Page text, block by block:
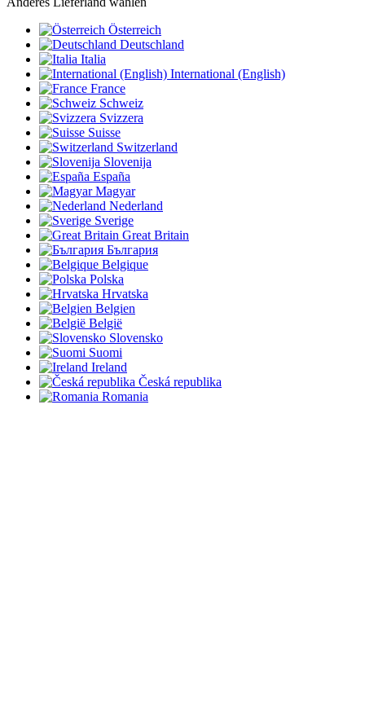
Österreich
Deutschland
Italia
International (English)
France
Schweiz
Svizzera
Suisse
Switzerland
Slovenija
España
Magyar
Nederland
Sverige
Great Britain
България
Belgique
Polska
Hrvatska
Belgien
België
Slovensko
Suomi
Ireland
Česká republika
Romania